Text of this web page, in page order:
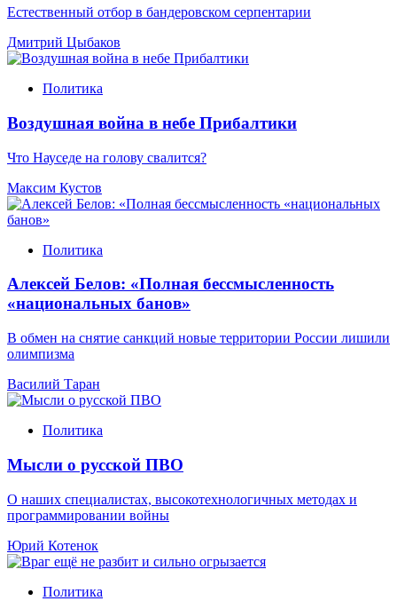
Естественный отбор в бандеровском серпентарии
Дмитрий Цыбаков
Политика
Воздушная война в небе Прибалтики
Что Науседе на голову свалится?
Максим Кустов
Политика
Алексей Белов: «Полная бессмысленность
«национальных банов»
В обмен на снятие санкций новые территории России лишили
олимпизма
Василий Таран
Политика
Мысли о русской ПВО
О наших специалистах, высокотехнологичных методах и
программировании войны
Юрий Котенок
Политика